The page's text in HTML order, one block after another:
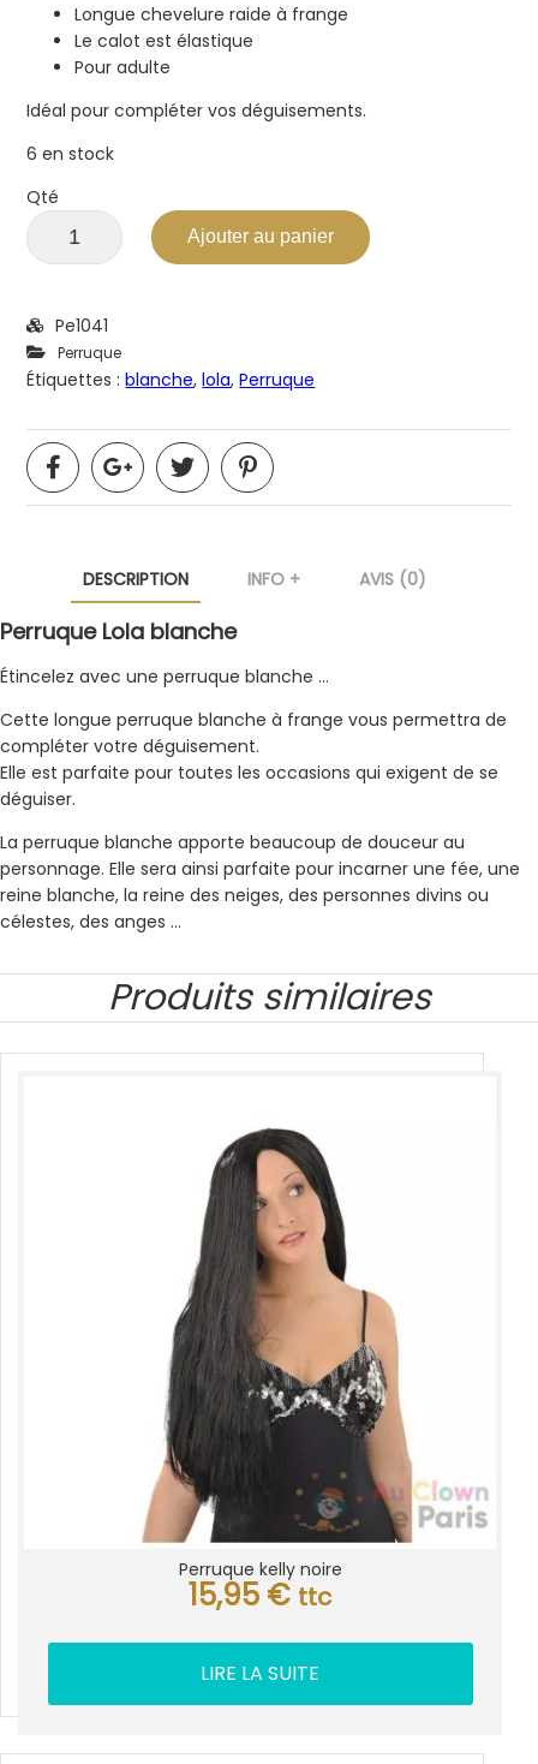
Longue chevelure raide à frange
Le calot est élastique
Pour adulte
Idéal pour compléter vos déguisements.
6 en stock
Qté
Ajouter au panier
Pe1041
Perruque
Étiquettes :blanche,lola,Perruque
DESCRIPTION INFO + AVIS (0)
Perruque Lola blanche
Étincelez avec une perruque blanche …
Cette longue perruque blanche à frange vous permettra de
compléter votre déguisement.
Elle est parfaite pour toutes les occasions qui exigent de se
déguiser.
La perruque blanche apporte beaucoup de douceur au
personnage. Elle sera ainsi parfaite pour incarner une fée, une
reine blanche, la reine des neiges, des personnes divins ou
célestes, des anges …
Produits similaires
Perruque kelly noire
15,95 € ttc
LIRE LA SUITE